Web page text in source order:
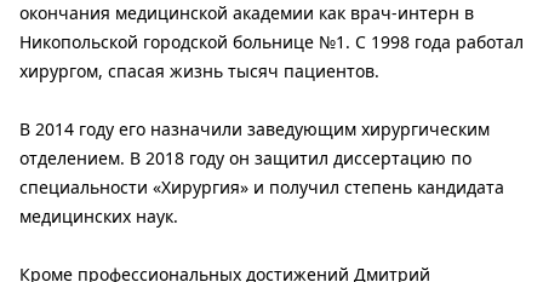
окончания медицинской академии как врач-интерн в
Никопольской городской больнице №1. С 1998 года работал
хирургом, спасая жизнь тысяч пациентов.
В 2014 году его назначили заведующим хирургическим
отделением. В 2018 году он защитил диссертацию по
специальности «Хирургия» и получил степень кандидата
медицинских наук.
Кроме профессиональных достижений Дмитрий